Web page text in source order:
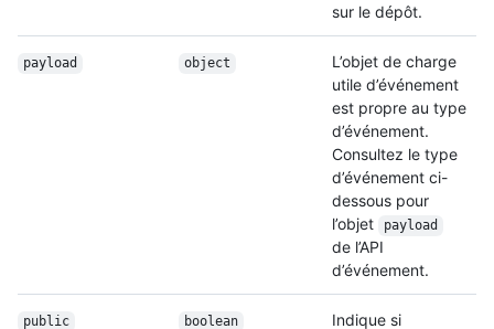
sur le dépôt.
payload object
L’objet de charge
utile d’événement
est propre au type
d’événement.
Consultez le type
d’événement ci-
dessous pour
l’objet
payload
de l’API
d’événement.
public boolean Indique si